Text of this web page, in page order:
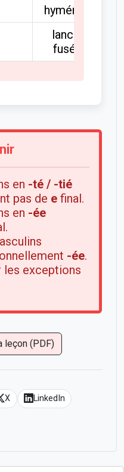
hyménée
lance-
fusée
en -té / -tié
pas de e final.
en -ée
-ée.
les exceptions
leçon (PDF)
X
LinkedIn